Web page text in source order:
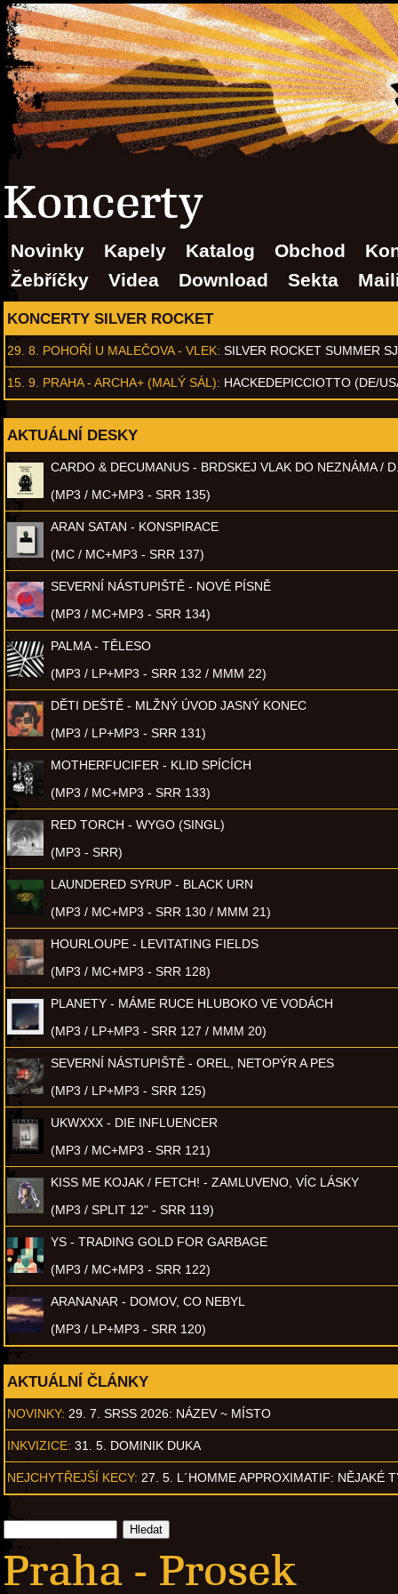
Koncerty
Novinky Kapely Katalog Obchod
Žebříčky
Videa Download Sekta
KONCERTY SILVER ROCKET
29. 8. POHOŘÍ U MALEČOVA - VLEK: SILVER ROCKET SUMMER
15. 9. PRAHA - ARCHA+ (MALÝ SÁL): HACKEDEPICCIOTTO (DE/
AKTUÁLNÍ DESKY
CARDO & DECUMANUS - BRDSKEJ VLAK DO NEZNÁMA /
(MP3 / MC+MP3 - SRR 135)
ARAN SATAN - KONSPIRACE
(MC / MC+MP3 - SRR 137)
SEVERNÍ NÁSTUPIŠTĚ - NOVÉ PÍSNĚ
(MP3 / MC+MP3 - SRR 134)
PALMA - TĚLESO
(MP3 / LP+MP3 - SRR 132 / MMM 22)
DĚTI DEŠTĚ - MLŽNÝ ÚVOD JASNÝ KONEC
(MP3 / LP+MP3 - SRR 131)
MOTHERFUCIFER - KLID SPÍCÍCH
(MP3 / MC+MP3 - SRR 133)
RED TORCH - WYGO (SINGL)
(MP3 - SRR)
LAUNDERED SYRUP - BLACK URN
(MP3 / MC+MP3 - SRR 130 / MMM 21)
HOURLOUPE - LEVITATING FIELDS
(MP3 / MC+MP3 - SRR 128)
PLANETY - MÁME RUCE HLUBOKO VE VODÁCH
(MP3 / LP+MP3 - SRR 127 / MMM 20)
SEVERNÍ NÁSTUPIŠTĚ - OREL, NETOPÝR A PES
(MP3 / LP+MP3 - SRR 125)
UKWXXX - DIE INFLUENCER
(MP3 / MC+MP3 - SRR 121)
KISS ME KOJAK / FETCH! - ZAMLUVENO, VÍC LÁSKY
(MP3 / SPLIT 12" - SRR 119)
YS - TRADING GOLD FOR GARBAGE
(MP3 / MC+MP3 - SRR 122)
ARANANAR - DOMOV, CO NEBYL
(MP3 / LP+MP3 - SRR 120)
AKTUÁLNÍ ČLÁNKY
NOVINKY: 29. 7. SRSS 2026: NÁZEV ~ MÍSTO
INKVIZICE: 31. 5. DOMINIK DUKA
NEJCHYTŘEJŠÍ KECY: 27. 5. L´HOMME APPROXIMATIF: NĚJAKÉ
Praha - Prosek